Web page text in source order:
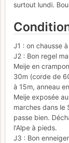
surtout lundi.
J1 : on chausse
J2 : Bon regel
Meije en
30m (corde de
à 15m, anneau
Meije exposée
marches dans le
passe bien.
l'Alpe à pieds.
J3 : Bon